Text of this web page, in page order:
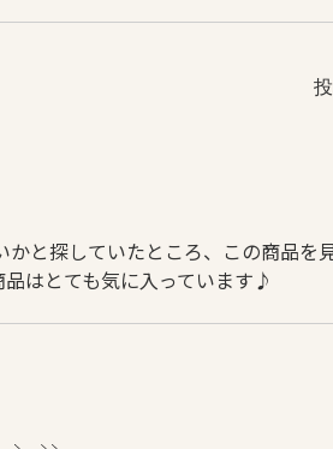
と探していたところ、この商品を
はとても気に入っています♪